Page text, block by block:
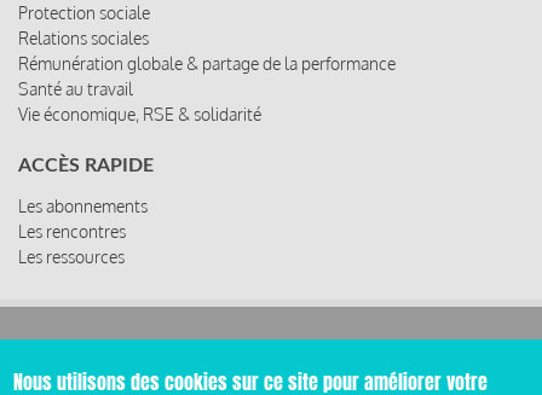
Protection sociale
Relations sociales
Rémunération globale & partage de la performance
Santé au travail
Vie économique, RSE & solidarité
ACCÈS RAPIDE
Les abonnements
Les rencontres
Les ressources
Nous utilisons des cookies sur ce site pour améliorer votre